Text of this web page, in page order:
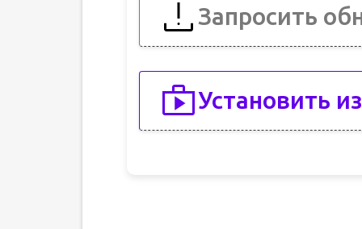
Запросить
Установить